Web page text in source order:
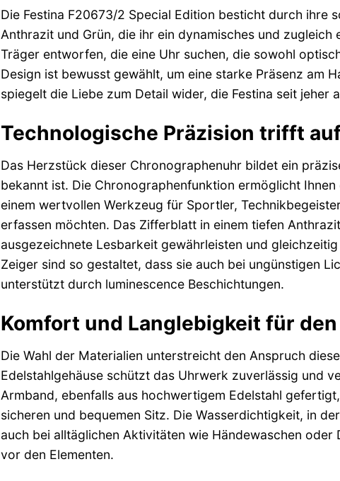
Die Festina F20673/2 Special Edition besticht durch ihre
Anthrazit und Grün, die ihr ein dynamisches und
Träger entworfen, die eine Uhr suchen, die sowohl
Design ist bewusst gewählt, um eine starke Präsenz am
spiegelt die Liebe zum Detail wider, die Festina seit jeher
Technologische Präzision trifft
Das Herzstück dieser Chronographenuhr bildet ein
bekannt ist. Die Chronographenfunktion ermöglicht
einem wertvollen Werkzeug für Sportler,
erfassen möchten. Das Zifferblatt in einem tiefen
ausgezeichnete Lesbarkeit gewährleisten und
Zeiger sind so gestaltet, dass sie auch bei ungünstigen
unterstützt durch luminescence Beschichtungen.
Komfort und Langlebigkeit für
Die Wahl der Materialien unterstreicht den Anspruch
Edelstahlgehäuse schützt das Uhrwerk zuverlässig und
Armband, ebenfalls aus hochwertigem Edelstahl
sicheren und bequemen Sitz. Die Wasserdichtigkeit, in
auch bei alltäglichen Aktivitäten wie Händewaschen
vor den Elementen.